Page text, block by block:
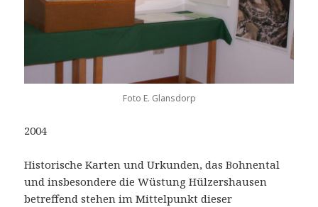
Foto E. Glansdorp
2004
Historische Karten und Urkunden, das Bohnental
und insbesondere die Wüstung Hülzershausen
betreffend stehen im Mittelpunkt dieser